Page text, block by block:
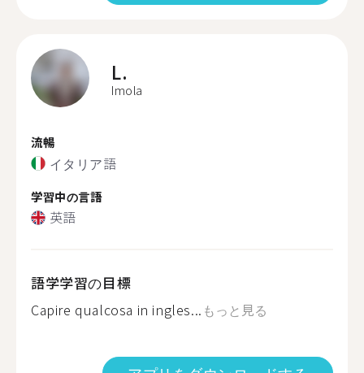
L.
Imola
流暢
イタリア語
学習中の言語
英語
語学学習の目標
Capire qualcosa in ingles... もっと見る